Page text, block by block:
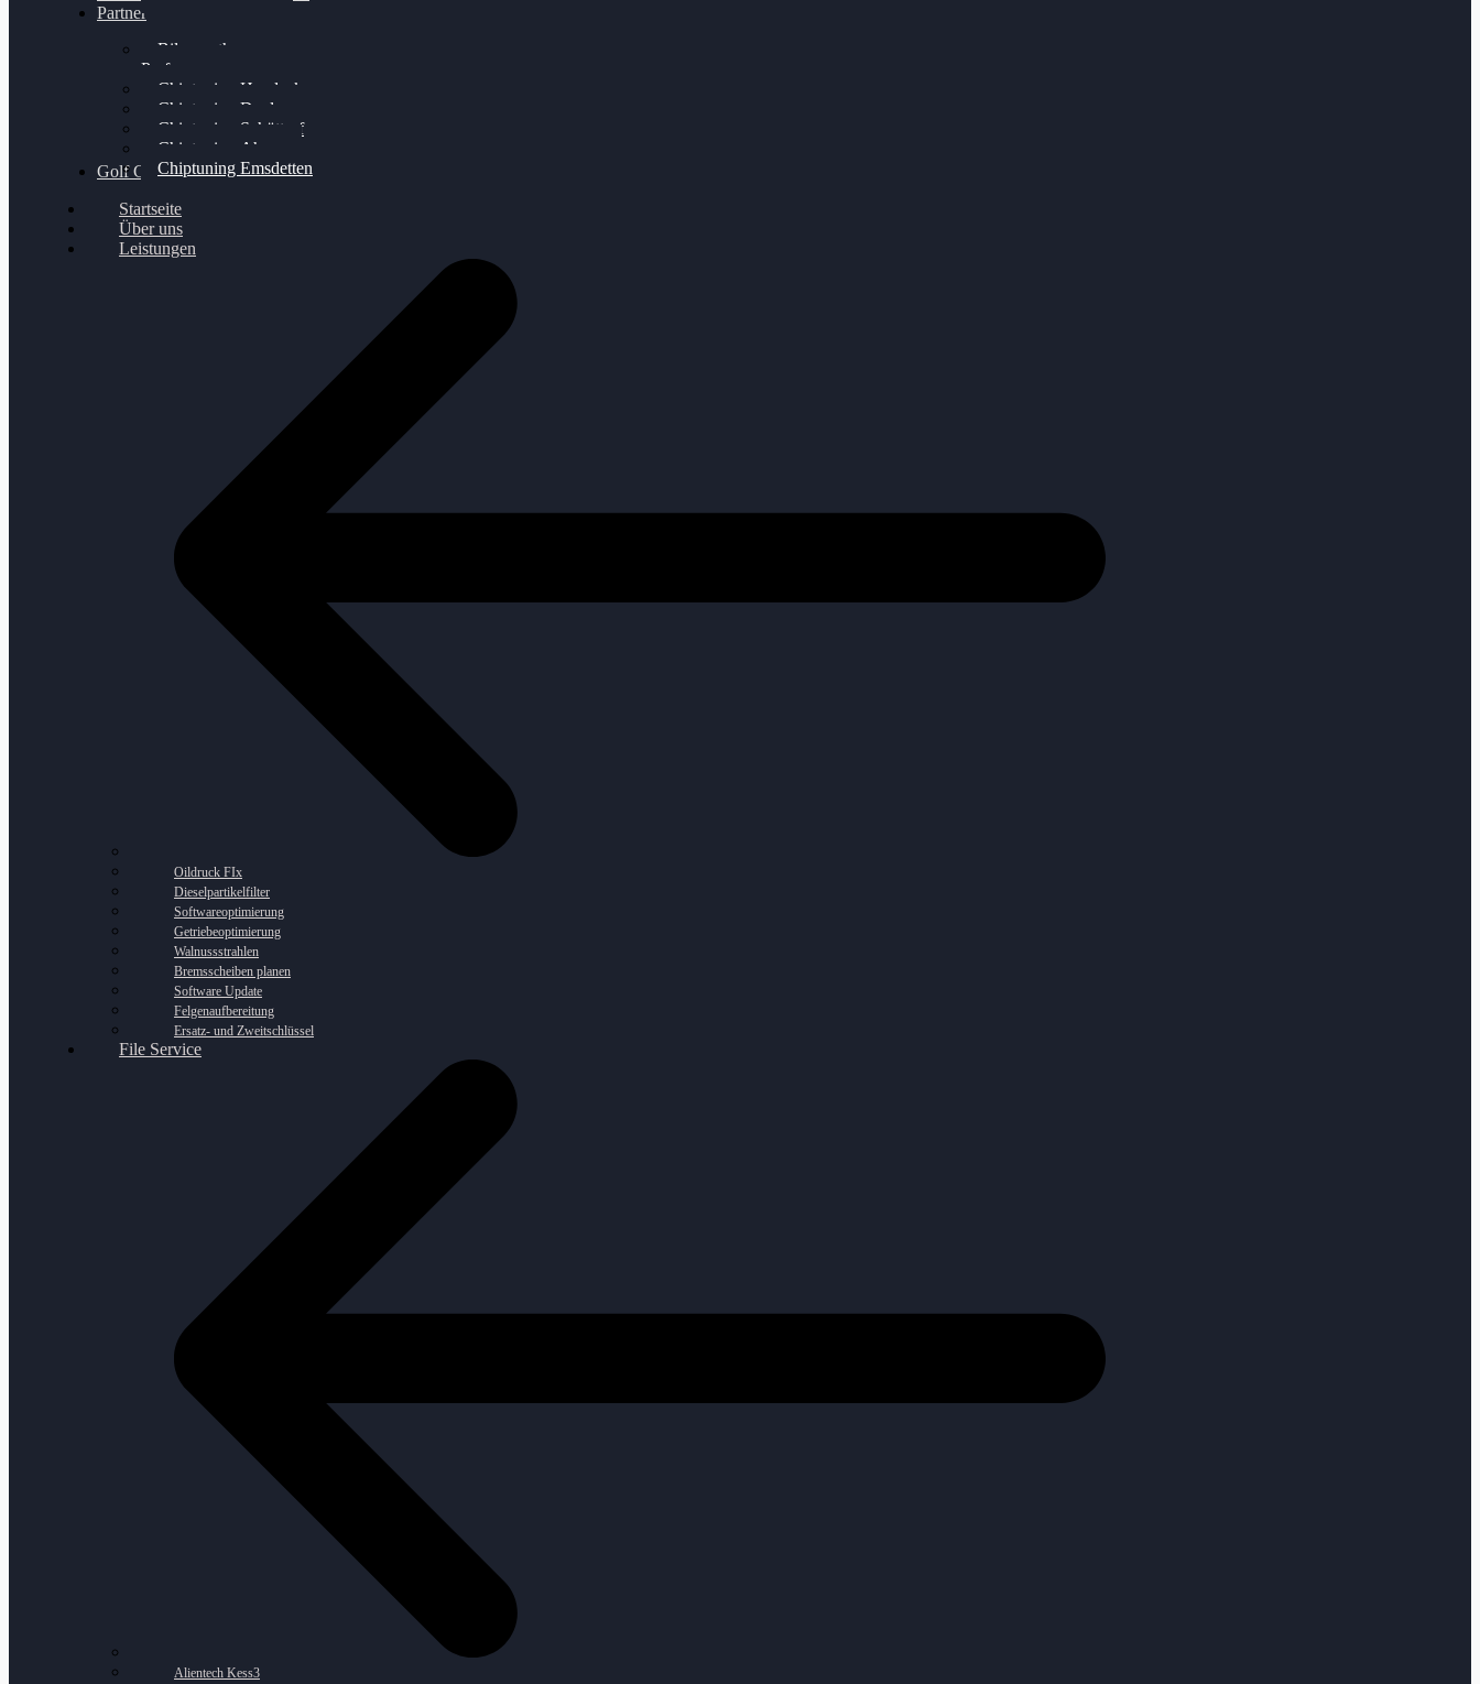
Partner
Bilgenroth
Performance
Chiptuning Herzlacke
Chiptuning Duelmen
Chiptuning Schüttorf
Chiptuning Ahaus
Chiptuning Emsdetten
Golf Gewinnspiel
Startseite
Über uns
Leistungen
Oildruck FIx
Dieselpartikelfilter
Softwareoptimierung
Getriebeoptimierung
Walnussstrahlen
Bremsscheiben planen
Software Update
Felgenaufbereitung
Ersatz- und Zweitschlüssel
File Service
Alientech Kess3